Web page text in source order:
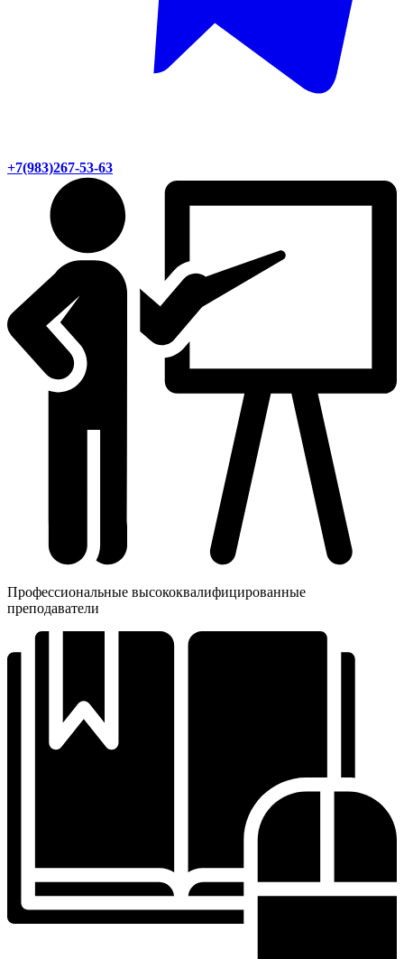
+7(983)267-53-63
Профессиональные высококвалифицированные
преподаватели